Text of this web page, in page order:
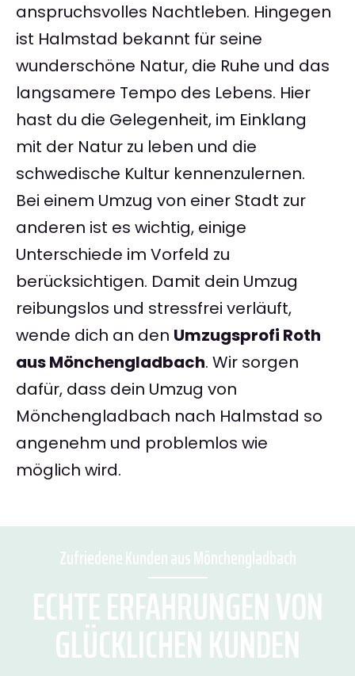
anspruchsvolles Nachtleben. Hingegen
ist Halmstad bekannt für seine
wunderschöne Natur, die Ruhe und das
langsamere Tempo des Lebens. Hier
hast du die Gelegenheit, im Einklang
mit der Natur zu leben und die
schwedische Kultur kennenzulernen.
Bei einem Umzug von einer Stadt zur
anderen ist es wichtig, einige
Unterschiede im Vorfeld zu
berücksichtigen. Damit dein Umzug
reibungslos und stressfrei verläuft,
wende dich an den Umzugsprofi Roth
aus Mönchengladbach. Wir sorgen
dafür, dass dein Umzug von
Mönchengladbach nach Halmstad so
angenehm und problemlos wie
möglich wird.
Zufriedene Kunden aus Mönchengladbach
ECHTE ERFAHRUNGEN VON
GLÜCKLICHEN KUNDEN